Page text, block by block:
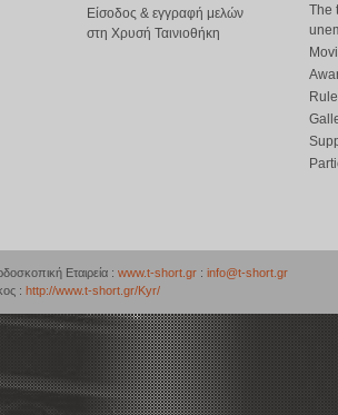
Είσοδος & εγγραφή μελών
στη Χρυσή Ταινιοθήκη
The
Εταιρεία : www.t-short.gr : info@t-short.gr
: http://www.t-short.gr/Kyr/